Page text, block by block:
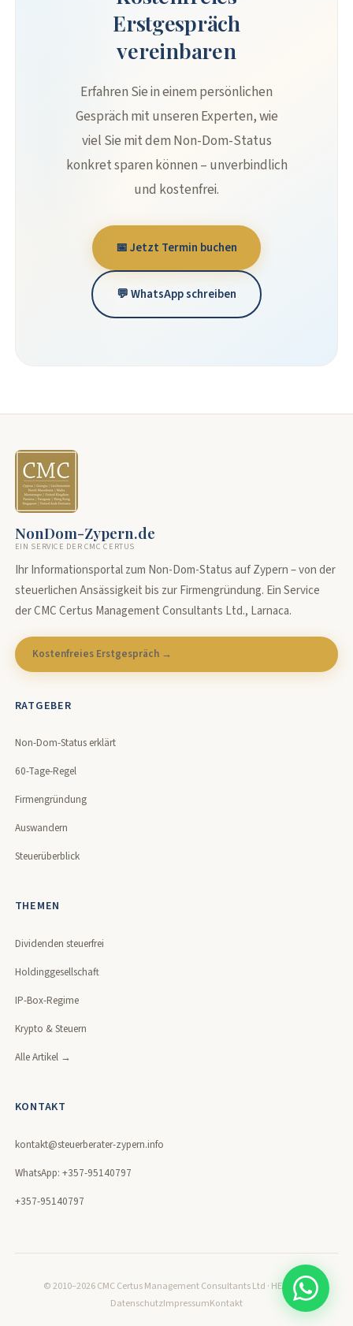
Erstgespräch
vereinbaren
Erfahren Sie in einem persönlichen
Gespräch mit unseren Experten, wie
viel Sie mit dem Non-Dom-Status
konkret sparen können – unverbindlich
und kostenfrei.
📅 Jetzt Termin buchen
💬 WhatsApp schreiben
NonDom-Zypern.de
EIN SERVICE DER CMC CERTUS
Ihr Informationsportal zum Non-Dom-Status auf Zypern – von der
steuerlichen Ansässigkeit bis zur Firmengründung. Ein Service
der CMC Certus Management Consultants Ltd., Larnaca.
Kostenfreies Erstgespräch →
RATGEBER
Non-Dom-Status erklärt
60-Tage-Regel
Firmengründung
Auswandern
Steuerüberblick
THEMEN
Dividenden steuerfrei
Holdinggesellschaft
IP-Box-Regime
Krypto & Steuern
Alle Artikel →
KONTAKT
kontakt@steuerberater-zypern.info
WhatsApp: +357-95140797
+357-95140797
© 2010–2026 CMC Certus Management Consultants Ltd · HE320171
DatenschutzImpressumKontakt